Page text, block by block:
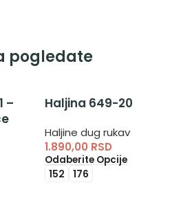
pogledate
–
Haljina 649-20
Haljine dug rukav
1.890,00 RSD
Odaberite Opcije
152 176